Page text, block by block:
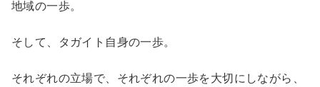
地域の一歩。
そして、タガイト自身の一歩。
それぞれの立場で、それぞれの一歩を大切にしながら、